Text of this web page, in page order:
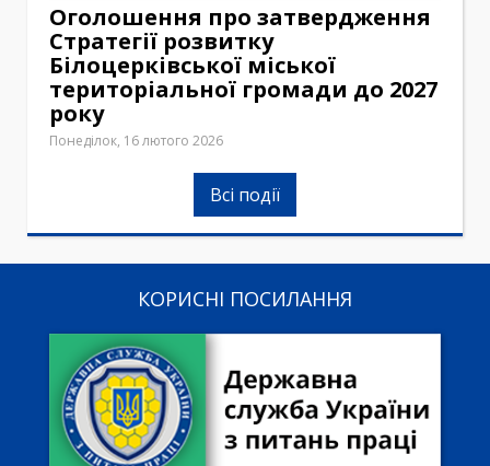
Оголошення про затвердження
Стратегії розвитку
Білоцерківської міської
територіальної громади до 2027
року
Понеділок, 16 лютого 2026
Всі події
КОРИСНІ ПОСИЛАННЯ